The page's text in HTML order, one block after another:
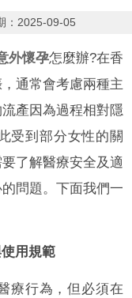
：2025-09-05
外懷孕怎麼辦?在香
通常會考慮兩種主
產因為過程相對隱
受到部分女性的關
了解醫療安全及適
問題。下面我們一
用規範
療行為，但必須在